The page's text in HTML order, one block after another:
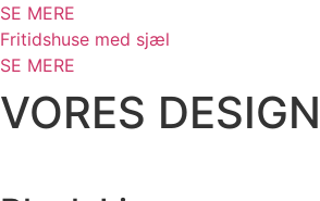
SE MERE
Fritidshuse med sjæl
SE MERE
VORES